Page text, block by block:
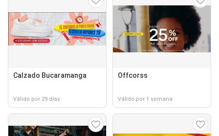
Calzado Bucaramanga
Válido por 29 días
Offcorss
Válido por 1 semana